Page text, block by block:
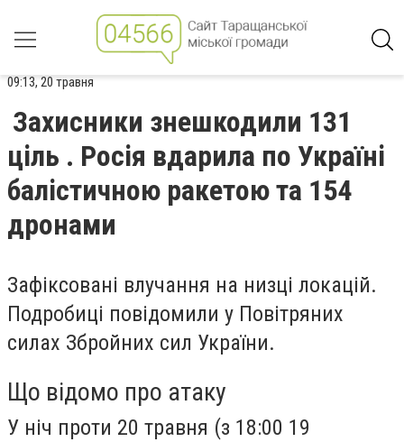
09:13, 20 травня
Захисники знешкодили 131
ціль . Росія вдарила по Україні
балістичною ракетою та 154
дронами
Зафіксовані влучання на низці локацій.
Подробиці повідомили у Повітряних
силах Збройних сил України.
Що відомо про атаку
У ніч проти 20 травня (з 18:00 19